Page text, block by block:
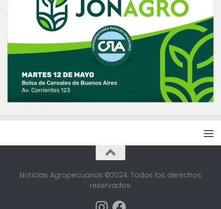
Noticias Agropecuarias ©2024. Todos los derechos
reservados.